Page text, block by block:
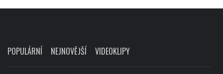
POPULÁRNÍ NEJNOVĚJŠÍ VIDEOKLIPY